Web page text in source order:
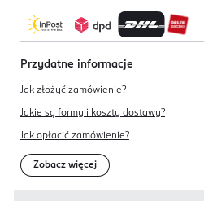
Przydatne informacje
Jak złożyć zamówienie?
Jakie są formy i koszty dostawy?
Jak opłacić zamówienie?
Zobacz więcej